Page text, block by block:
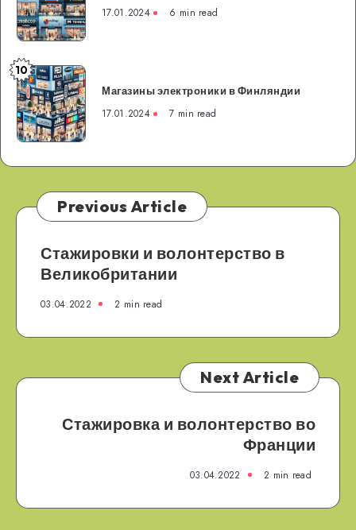
в
Словении
17.01.2024 6 min read
Магазины
электроники
в
Финляндии
10
Магазины электроники в Финляндии
17.01.2024 7 min read
Previous Article
Стажировки и волонтерство в
Великобритании
03.04.2022 2 min read
Next Article
Стажировка и волонтерство во
Франции
03.04.2022 2 min read